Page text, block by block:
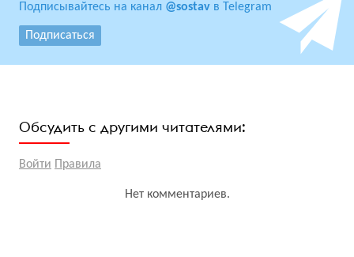
Подписывайтесь на канал @sostav в Telegram
Подписаться
Обсудить с другими читателями:
Войти Правила
Нет комментариев.